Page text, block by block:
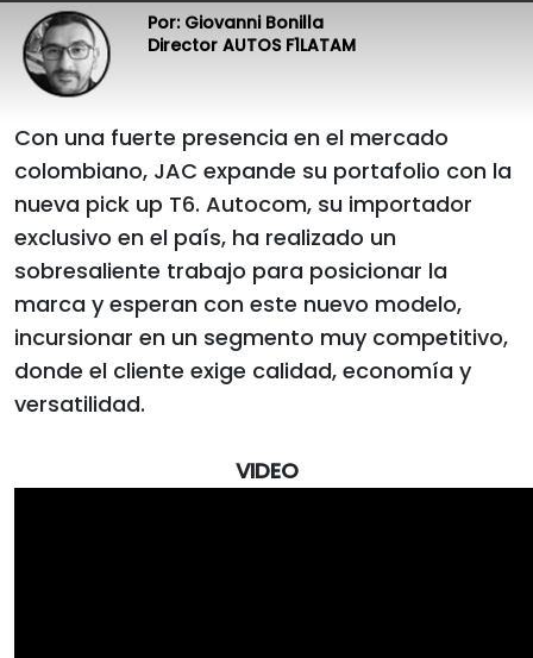
Por: Giovanni Bonilla
Director AUTOS F1LATAM
Con una fuerte presencia en el mercado
colombiano, JAC expande su portafolio con la
nueva pick up T6. Autocom, su importador
exclusivo en el país, ha realizado un
sobresaliente trabajo para posicionar la
marca y esperan con este nuevo modelo,
incursionar en un segmento muy competitivo,
donde el cliente exige calidad, economía y
versatilidad.
VIDEO